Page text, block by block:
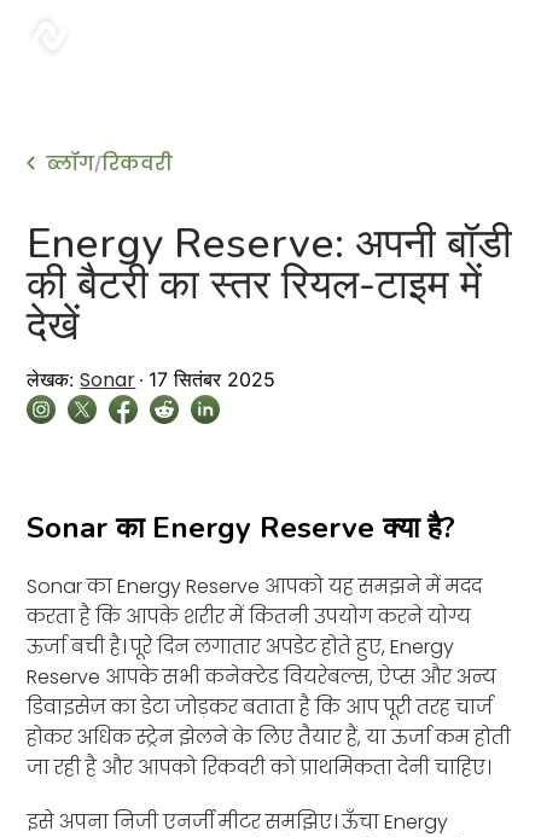
ब्लॉग/रिकवरी
Energy Reserve: अपनी बॉडी
की बैटरी का स्तर रियल-टाइम में
देखें
लेखक: Sonar 17 सितंबर 2025
Sonar का Energy Reserve क्या है?
Sonar का Energy Reserve आपको यह समझने में मदद
करता है कि आपके शरीर में कितनी उपयोग करने योग्य
ऊर्जा बची है। पूरे दिन लगातार अपडेट होते हुए, Energy
Reserve आपके सभी कनेक्टेड वियरेबल्स, ऐप्स और अन्य
डिवाइसेज़ का डेटा जोड़कर बताता है कि आप पूरी तरह चार्ज
होकर अधिक स्ट्रेन झेलने के लिए तैयार हैं, या ऊर्जा कम होती
जा रही है और आपको रिकवरी को प्राथमिकता देनी चाहिए।
इसे अपना निजी एनर्जी मीटर समझिए। ऊँचा Energy